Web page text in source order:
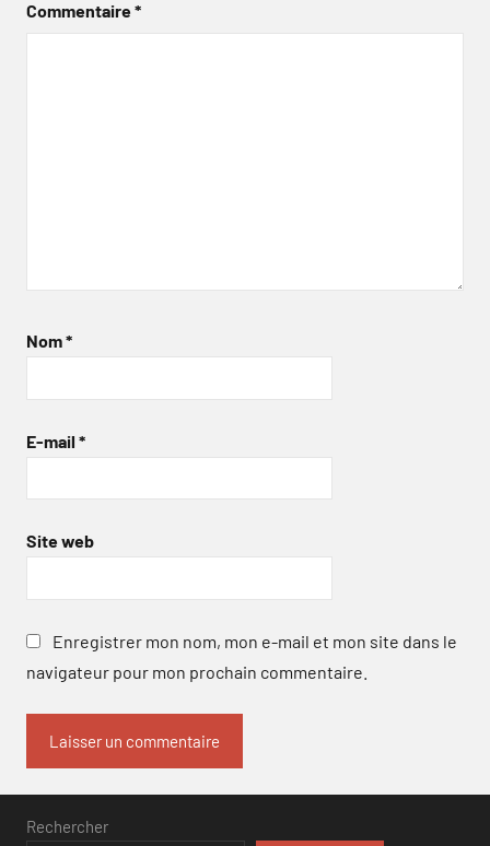
Commentaire*
Nom*
E-mail *
Site web
Enregistrer mon nom, mon e-mail et mon site dans le
navigateur pour mon prochain commentaire.
Rechercher